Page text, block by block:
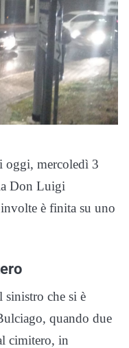
oggi, mercoledì 3
Don Luigi
è finita su uno
sinistro che si è
quando due
cimitero, in